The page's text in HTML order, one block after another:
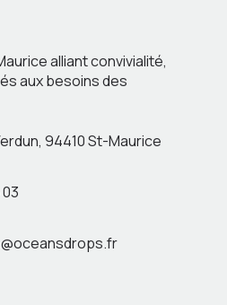
alliant convivialité,
aux besoins des
94410 St-Maurice